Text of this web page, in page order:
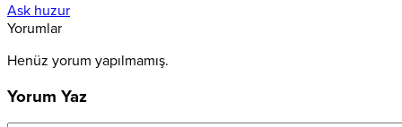
Ask huzur
Yorumlar
Henüz yorum yapılmamış.
Yorum Yaz